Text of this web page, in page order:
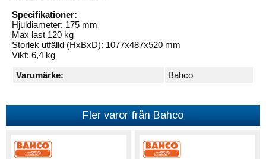
Specifikationer:
Hjuldiameter: 175 mm
Max last 120 kg
Storlek utfälld (HxBxD): 1077x487x520 mm
Vikt: 6,4 kg
Varumärke:
Bahco
Fler varor från Bahco